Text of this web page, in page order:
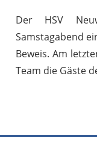
Der HSV
Samstagabend
Beweis. Am
Team die Gäste